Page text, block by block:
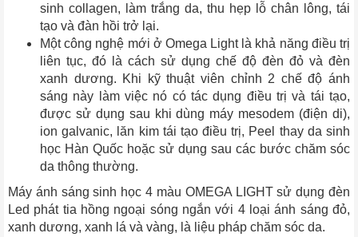
sinh collagen, làm trắng da, thu hẹp lỗ chân lông, tái
tạo và đàn hồi trở lại.
Một công nghệ mới ở Omega Light là khả năng điều trị
liên tục, đó là cách sử dụng chế độ đèn đỏ và đèn
xanh dương. Khi kỹ thuật viên chỉnh 2 chế độ ánh
sáng này làm việc nó có tác dụng điều trị và tái tạo,
được sử dụng sau khi dùng máy mesodem (điện di),
ion galvanic, lăn kim tái tạo điều trị, Peel thay da sinh
học Hàn Quốc hoặc sử dụng sau các bước chăm sóc
da thông thường.
Máy ánh sáng sinh học 4 màu OMEGA LIGHT sử dụng đèn
Led phát tia hồng ngoại sóng ngắn với 4 loại ánh sáng đỏ,
xanh dương, xanh lá và vàng, là liệu pháp chăm sóc da.